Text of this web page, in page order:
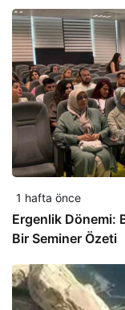
1 hafta önce
Ergenlik Dönemi:
Bir Seminer Özeti